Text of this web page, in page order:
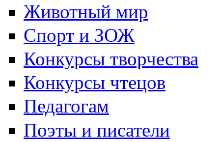
Животный мир
Спорт и ЗОЖ
Конкурсы творчества
Конкурсы чтецов
Педагогам
Поэты и писатели